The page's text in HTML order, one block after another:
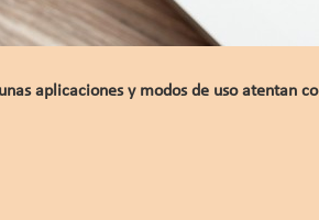
aplicaciones y modos de uso atentan